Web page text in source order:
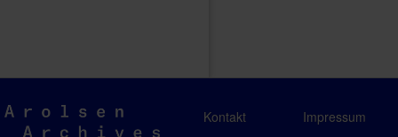
Arolsen
Kontakt Impressum